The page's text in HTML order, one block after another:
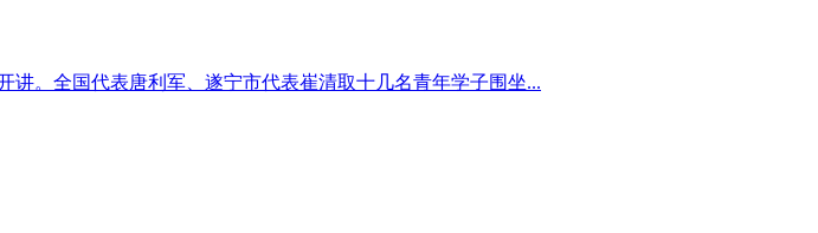
。全国代表唐利军、遂宁市代表崔清取十几名青年学子围坐...